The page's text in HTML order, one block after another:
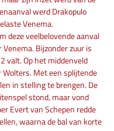
werd Drakopulo
Venema.
deze veelbelovende aanval
Bijzonder zuur is
valt. Op het middenveld
Met een splijtende
in stelling te brengen. De
stond, maar vond
Evert van Schepen redde
waarna de bal van korte